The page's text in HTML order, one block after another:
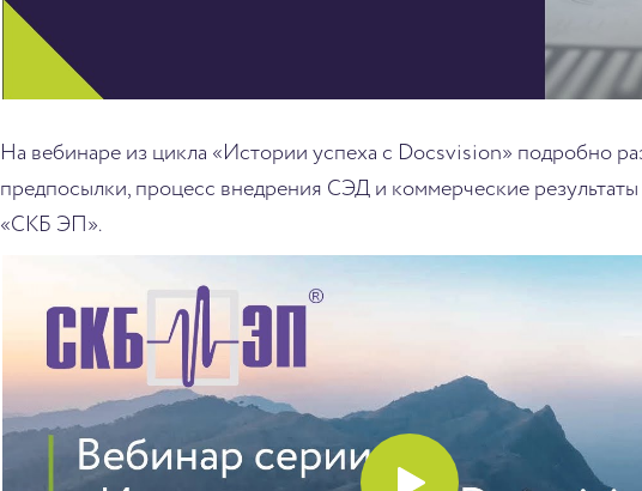
На вебинаре из цикла «Истории успеха с Docsvision» подробно
предпосылки, процесс внедрения СЭД и коммерческие
«СКБ ЭП».